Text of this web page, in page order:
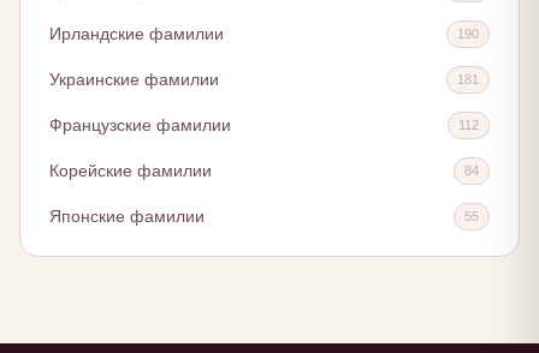
Ирландские фамилии 190
Украинские фамилии 181
Французские фамилии 112
Корейские фамилии 84
Японские фамилии 55